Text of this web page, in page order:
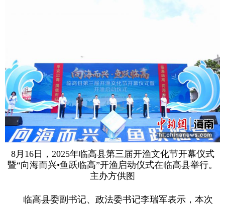
8月16日，2025年临高县第三届开渔文化节开幕仪式
暨“向海而兴•鱼跃临高”开渔启动仪式在临高县举行。
主办方供图
临高县委副书记、政法委书记李瑞军表示，本次